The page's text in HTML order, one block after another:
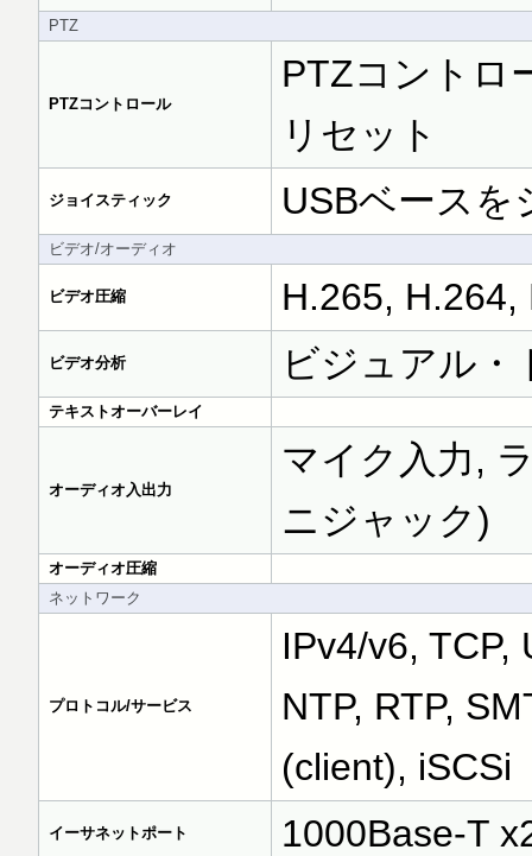
PTZ
PTZコントロール
PTZコントロ
リセット
ジョイスティック USBベースを
ビデオ/オーディオ
ビデオ圧縮 H.265, H.264,
ビデオ分析 ビジュアル
テキストオーバーレイ
オーディオ入出力
マイク入力,
ニジャック)
オーディオ圧縮
ネットワーク
プロトコル/サービス
IPv4/v6, TCP,
NTP, RTP,
(client), iSCSi
イーサネットポート 1000Base-T